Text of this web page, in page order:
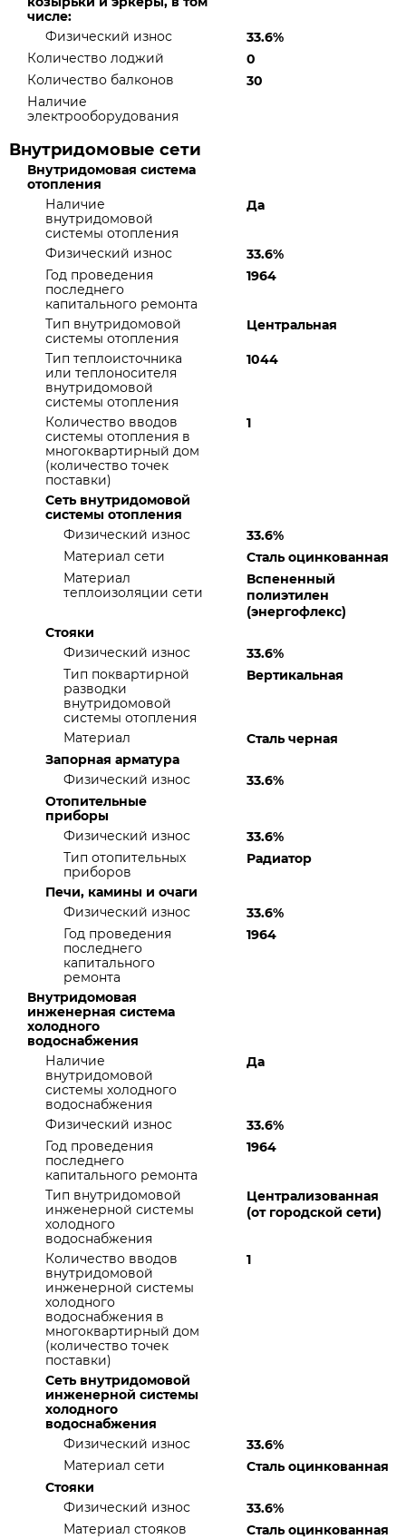
числе:
Физический износ
33.6%
Количество лоджий
0
Количество балконов
30
Наличие
электрооборудования
Внутридомовые сети
Внутридомовая система
отопления
Наличие
внутридомовой
системы отопления
Да
Физический износ
33.6%
Год проведения
последнего
капитального ремонта
1964
Тип внутридомовой
системы отопления
Центральная
Тип теплоисточника
или теплоносителя
внутридомовой
системы отопления
1044
Количество вводов
системы отопления в
многоквартирный дом
(количество точек
поставки)
1
Сеть внутридомовой
системы отопления
Физический износ
33.6%
Материал сети
Сталь оцинкованная
Материал
теплоизоляции сети
Вспененный
полиэтилен
(энергофлекс)
Стояки
Физический износ
33.6%
Тип поквартирной
разводки
внутридомовой
системы отопления
Вертикальная
Материал
Сталь черная
Запорная арматура
Физический износ
33.6%
Отопительные
приборы
Физический износ
33.6%
Тип отопительных
приборов
Радиатор
Печи, камины и очаги
Физический износ
33.6%
Год проведения
последнего
капитального
ремонта
1964
Внутридомовая
инженерная система
холодного
водоснабжения
Наличие
внутридомовой
системы холодного
водоснабжения
Да
Физический износ
33.6%
Год проведения
последнего
капитального ремонта
1964
Тип внутридомовой
инженерной системы
холодного
водоснабжения
Централизованная
(от городской сети)
Количество вводов
внутридомовой
инженерной системы
холодного
водоснабжения в
многоквартирный дом
(количество точек
поставки)
1
Сеть внутридомовой
инженерной системы
холодного
водоснабжения
Физический износ
33.6%
Материал сети
Сталь оцинкованная
Стояки
Физический износ
33.6%
Материал стояков
Сталь оцинкованная